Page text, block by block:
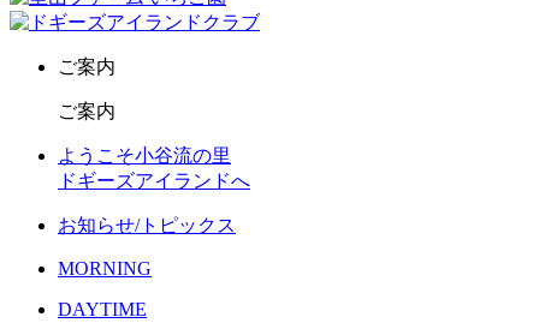
ご案内
ご案内
ようこそ小谷流の里
ドギーズアイランドへ
お知らせ/トピックス
MORNING
DAYTIME